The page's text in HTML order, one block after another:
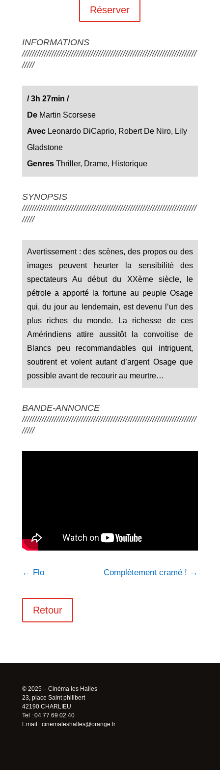
Réserver
INFORMATIONS
///////////////////////////////////////////////////////////////////////
/////
/3h 27min /
De Martin Scorsese
Avec Leonardo DiCaprio, Robert De Niro, Lily
Gladstone
Genres Thriller, Drame, Historique
SYNOPSIS
///////////////////////////////////////////////////////////////////////
/////
Avertissement : des scènes, des propos ou des
images peuvent heurter la sensibilité des
spectateursAu début du XXème siècle, le
pétrole a apporté la fortune au peuple Osage
qui, du jour au lendemain, est devenu l’un des
plus riches du monde. La richesse de ces
Amérindiens attire aussitôt la convoitise de
Blancs peu recommandables qui intriguent,
soutirent et volent autant d’argent Osage que
possible avant de recourir au meurtre…
BANDE-ANNONCE
///////////////////////////////////////////////////////////////////////
/////
← Flo Complètement cramé ! →
Retour
© 2025 – Cinéma les Halles
23, place Saint philibert
42190 CHARLIEU
Tel : 04 77 69 02 40
Email : cinemaleshalles@orange.fr